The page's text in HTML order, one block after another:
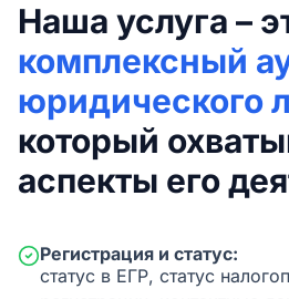
Наша услуга –
комплексный
юридического
который
аспекты его
Регистрация и статус:
статус в ЕГР, статус